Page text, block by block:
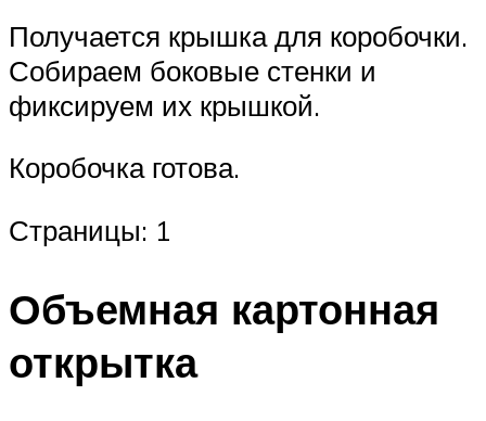
Получается крышка для коробочки.
Собираем боковые стенки и
фиксируем их крышкой.
Коробочка готова.
Страницы: 1
Объемная картонная
открытка